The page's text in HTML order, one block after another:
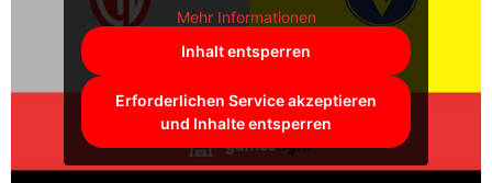
Mehr Informationen
Inhalt entsperren
Erforderlichen Service akzeptieren
und Inhalte entsperren